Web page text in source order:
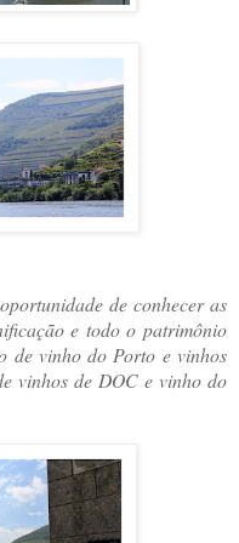
de conhecer as
e todo o patrimônio
de vinho do Porto e vinhos
vinhos de DOC e vinho do